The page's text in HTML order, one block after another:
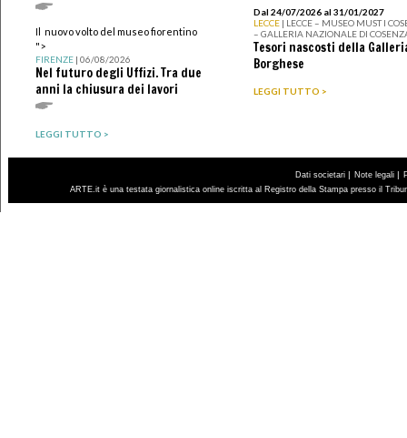
Il nuovo volto del museo fiorentino
">
FIRENZE| 06/08/2026
Nel futuro degli Uffizi. Tra due
anni la chiusura dei lavori
LEGGI TUTTO >
Dal 24/07/2026 al 31/01/2027
LECCE | LECCE – MUSEO MUST I
– GALLERIA NAZIONALE DI
Tesori nascosti della
Borghese
LEGGI TUTTO >
Dati societari | Note legali |
ARTE.it è una testata giornalistica online iscritta al Registro della Stampa presso il